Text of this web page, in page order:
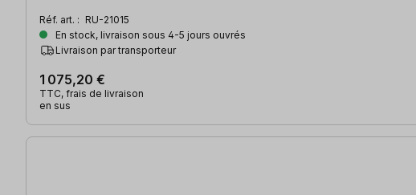
Réf. art. : RU-21015
En stock, livraison sous 4-5 jours ouvrés
Livraison par transporteur
1 075,20 €
TTC, frais de livraison
en sus